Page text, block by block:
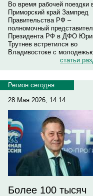
Во время рабочей поездки
Приморский край Зампред
Правительства РФ –
полномочный
Президента РФ в ДФО
Трутнев встретился во
Владивостоке с
статьи
Регион сегодня
28 Мая 2026, 14:14
Более 100 тысяч